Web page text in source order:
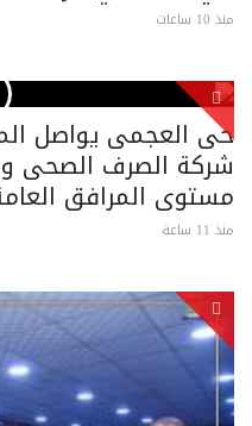
منذ 10 ساعات
حى العجمى يواصل
شركة الصرف الصحى
مستوى المرافق
منذ 11 ساعة